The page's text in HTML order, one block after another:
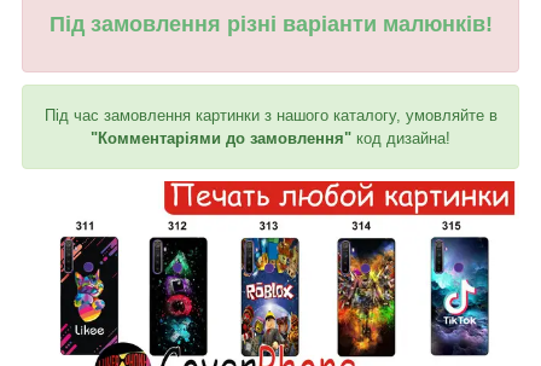
Під замовлення різні варіанти малюнків!
Під час замовлення картинки з нашого каталогу, умовляйте в
"Комментаріями до замовлення" код дизайна!